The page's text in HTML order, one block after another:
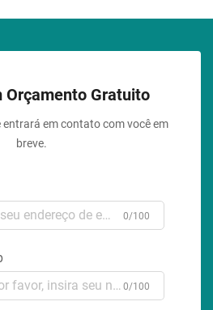
Orçamento Gratuito
em contato com você em
breve.
0/100
0/100